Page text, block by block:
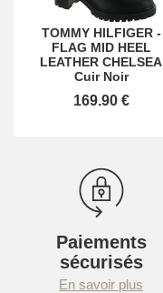
TOMMY HILFIGER-
FLAG MID HEEL
LEATHER CHELSEA
Cuir Noir
169.90 €
Paiements
sécurisés
En savoir plus